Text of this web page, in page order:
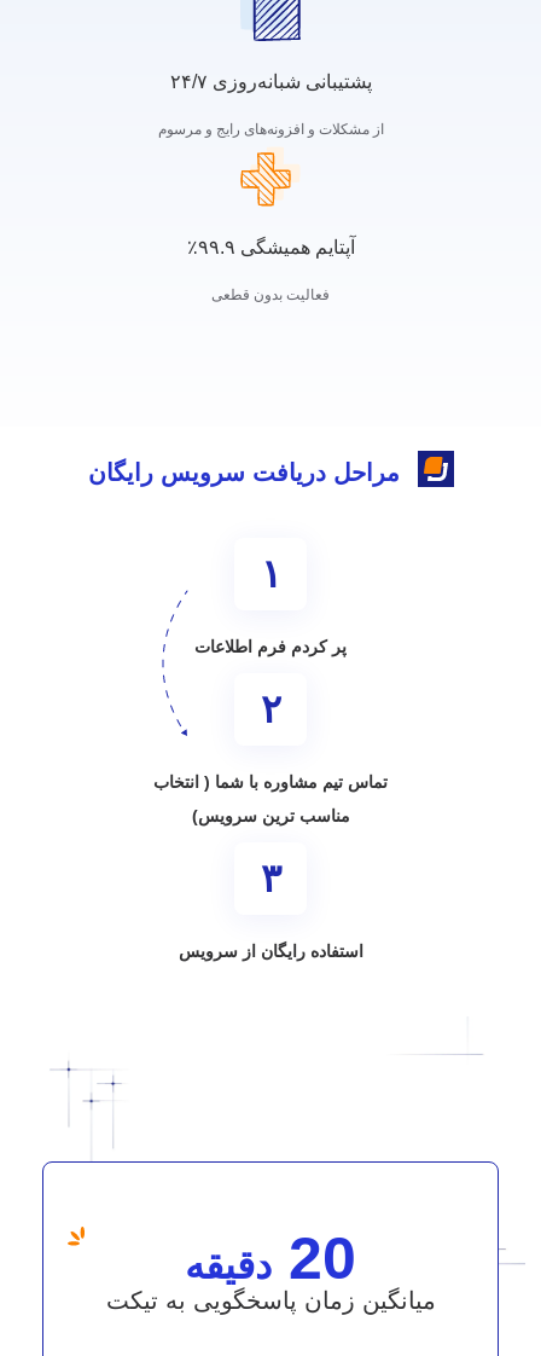
پشتیبانی شبانه‌روزی ۲۴/۷
از مشکلات و افزونه‌های رایج و مرسوم
آپتایم همیشگی ۹۹.۹٪
فعالیت بدون قطعی
مراحل دریافت سرویس رایگان
۱
پر کردم فرم اطلاعات
۲
تماس تیم مشاوره با شما ( انتخاب
مناسب ترین سرویس)
۳
استفاده رایگان از سرویس
20 دقیقه
میانگین زمان پاسخگویی به تیکت